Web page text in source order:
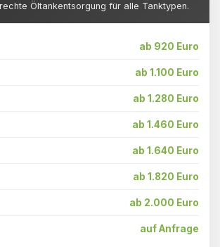
Öltankentsorgung für alle Tanktypen.
ab 920 Euro
ab 1.100 Euro
ab 1.280 Euro
ab 1.460 Euro
ab 1.640 Euro
ab 1.820 Euro
ab 2.000 Euro
auf Anfrage